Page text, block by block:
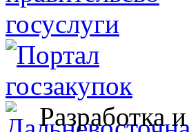
Разработка